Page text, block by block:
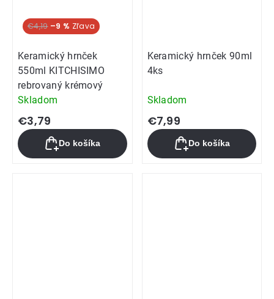
€4,19 –9 %
Keramický hrnček
550ml KITCHISIMO
rebrovaný krémový
Skladom
€3,79
Do košíka
Keramický hrnček 90ml
4ks
Skladom
€7,99
Do košíka